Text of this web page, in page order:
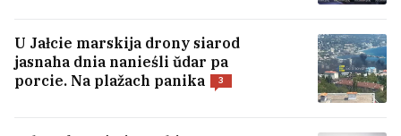
U Jałcie marskija drony siarod
jasnaha dnia nanieśli ŭdar pa
porcie. Na plažach panika
3
Andruś Biezdar, jaki vyjšaŭ ź SIZA,
raskazaŭ, jak jaho sprava ciapier i što